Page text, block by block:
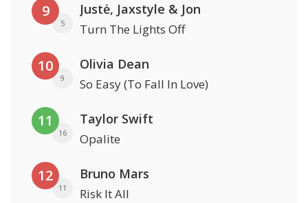
9
5
Justė, Jaxstyle & Jon
Turn The Lights Off
10
9
Olivia Dean
So Easy (To Fall In Love)
11
16
Taylor Swift
Opalite
12
11
Bruno Mars
Risk It All